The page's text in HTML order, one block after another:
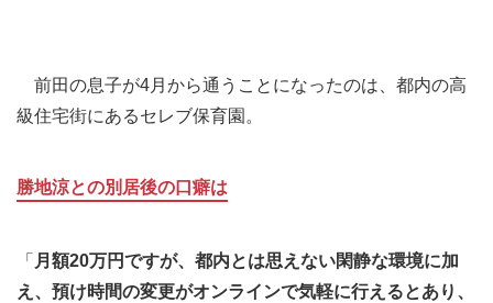
前田の息子が4月から通うことになったのは、都内の高
級住宅街にあるセレブ保育園。
勝地涼との別居後の口癖は
「 月額20万円ですが、都内とは思えない閑静な環境に加
え、預け時間の変更がオンラインで気軽に行えるとあり、